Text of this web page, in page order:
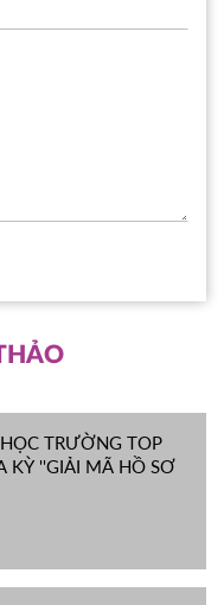
TRƯỜNG TOP
KỲ ''GIẢI MÃ HỒ SƠ